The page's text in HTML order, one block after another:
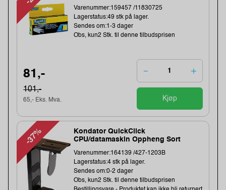
Varenummer:159457 /11830725
Lagerstatus:49 stk på lager.
Sendes om:1-3 dager
Obs, kun2 Stk. til denne tilbudsprisen
81,-
101,-
65,- Eks. Mva. Kjøp
-37%
Kondator QuickClick
CPU/datamaskin Oppheng Sort
Varenummer:164139 /427-1203B
Lagerstatus:4 stk på lager.
Sendes om:0-2 dager
Obs, kun2 Stk. til denne tilbudsprisen